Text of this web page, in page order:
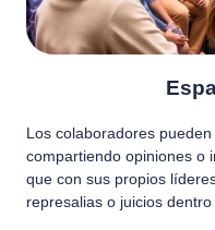
Los colaboradores
compartiendo opiniones o
que con sus propios
represalias o juicios dentro